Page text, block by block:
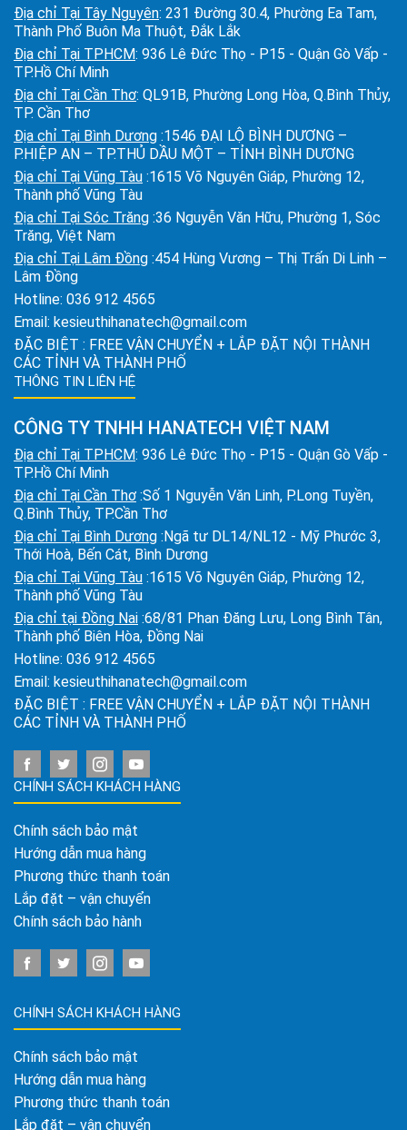
Địa chỉ Tại Tây Nguyên: 231 Đường 30.4, Phường Ea Tam,
Thành Phố Buôn Ma Thuột, Đắk Lắk
Địa chỉ Tại TPHCM: 936 Lê Đức Thọ - P15 - Quận Gò Vấp -
TP.Hồ Chí Minh
Địa chỉ Tại Cần Thơ: QL91B, Phường Long Hòa, Q.Bình Thủy,
TP. Cần Thơ
Địa chỉ Tại Bình Dương :1546 ĐẠI LỘ BÌNH DƯƠNG –
P.HIỆP AN – TP.THỦ DẦU MỘT – TỈNH BÌNH DƯƠNG
Địa chỉ Tại Vũng Tàu :1615 Võ Nguyên Giáp, Phường 12,
Thành phố Vũng Tàu
Địa chỉ Tại Sóc Trăng :36 Nguyễn Văn Hữu, Phường 1, Sóc
Trăng, Việt Nam
Địa chỉ Tại Lâm Đồng :454 Hùng Vương – Thị Trấn Di Linh –
Lâm Đồng
Hotline: 036 912 4565
Email: kesieuthihanatech@gmail.com
ĐẶC BIỆT : FREE VẬN CHUYỂN + LẮP ĐẶT NỘI THÀNH
CÁC TỈNH VÀ THÀNH PHỐ
THÔNG TIN LIÊN HỆ
CÔNG TY TNHH HANATECH VIỆT NAM
Địa chỉ Tại TPHCM: 936 Lê Đức Thọ - P15 - Quận Gò Vấp -
TP.Hồ Chí Minh
Địa chỉ Tại Cần Thơ :Số 1 Nguyễn Văn Linh, P.Long Tuyền,
Q.Bình Thủy, TP.Cần Thơ
Địa chỉ Tại Bình Dương :Ngã tư DL14/NL12 - Mỹ Phước 3,
Thới Hoà, Bến Cát, Bình Dương
Địa chỉ Tại Vũng Tàu :1615 Võ Nguyên Giáp, Phường 12,
Thành phố Vũng Tàu
Địa chỉ tại Đồng Nai :68/81 Phan Đăng Lưu, Long Bình Tân,
Thành phố Biên Hòa, Đồng Nai
Hotline: 036 912 4565
Email: kesieuthihanatech@gmail.com
ĐẶC BIỆT : FREE VẬN CHUYỂN + LẮP ĐẶT NỘI THÀNH
CÁC TỈNH VÀ THÀNH PHỐ
CHÍNH SÁCH KHÁCH HÀNG
Chính sách bảo mật
Hướng dẫn mua hàng
Phương thức thanh toán
Lắp đặt – vận chuyển
Chính sách bảo hành
CHÍNH SÁCH KHÁCH HÀNG
Chính sách bảo mật
Hướng dẫn mua hàng
Phương thức thanh toán
Lắp đặt – vận chuyển